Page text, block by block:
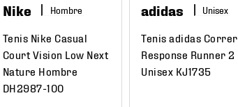
Nike Hombre
Tenis Nike Casual
Court Vision Low Next
Nature Hombre
DH2987-100
adidas
Tenis adidas Correr
Response Runner 2
Unisex KJ1735